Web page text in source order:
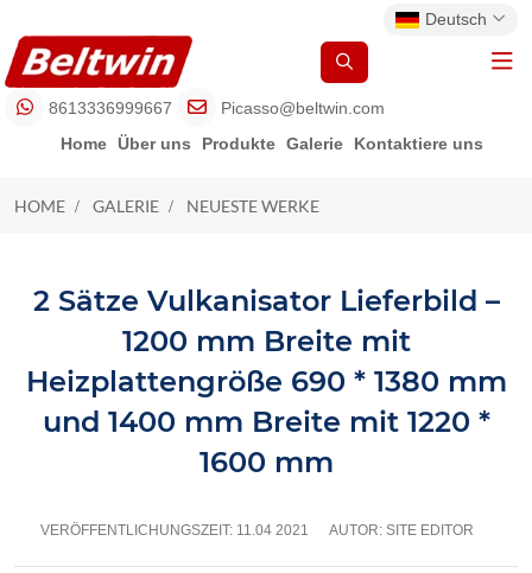
Deutsch
8613336999667
Picasso@beltwin.com
Home Über uns Produkte Galerie Kontaktiere uns
NEUESTE WERKE
HOME GALERIE NEUESTE WERKE
2 Sätze Vulkanisator Lieferbild –
1200 mm Breite mit
Heizplattengröße 690 * 1380 mm
und 1400 mm Breite mit 1220 *
1600 mm
VERÖFFENTLICHUNGSZEIT: 11.04 2021 AUTOR: SITE EDITOR